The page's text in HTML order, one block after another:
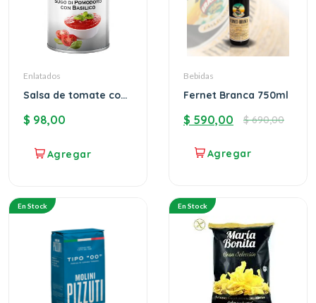
Enlatados
Salsa de tomate con
$ 98,00
Bebidas
Fernet Branca 750ml
$690,00
$ 590,00
En Stock En Stock